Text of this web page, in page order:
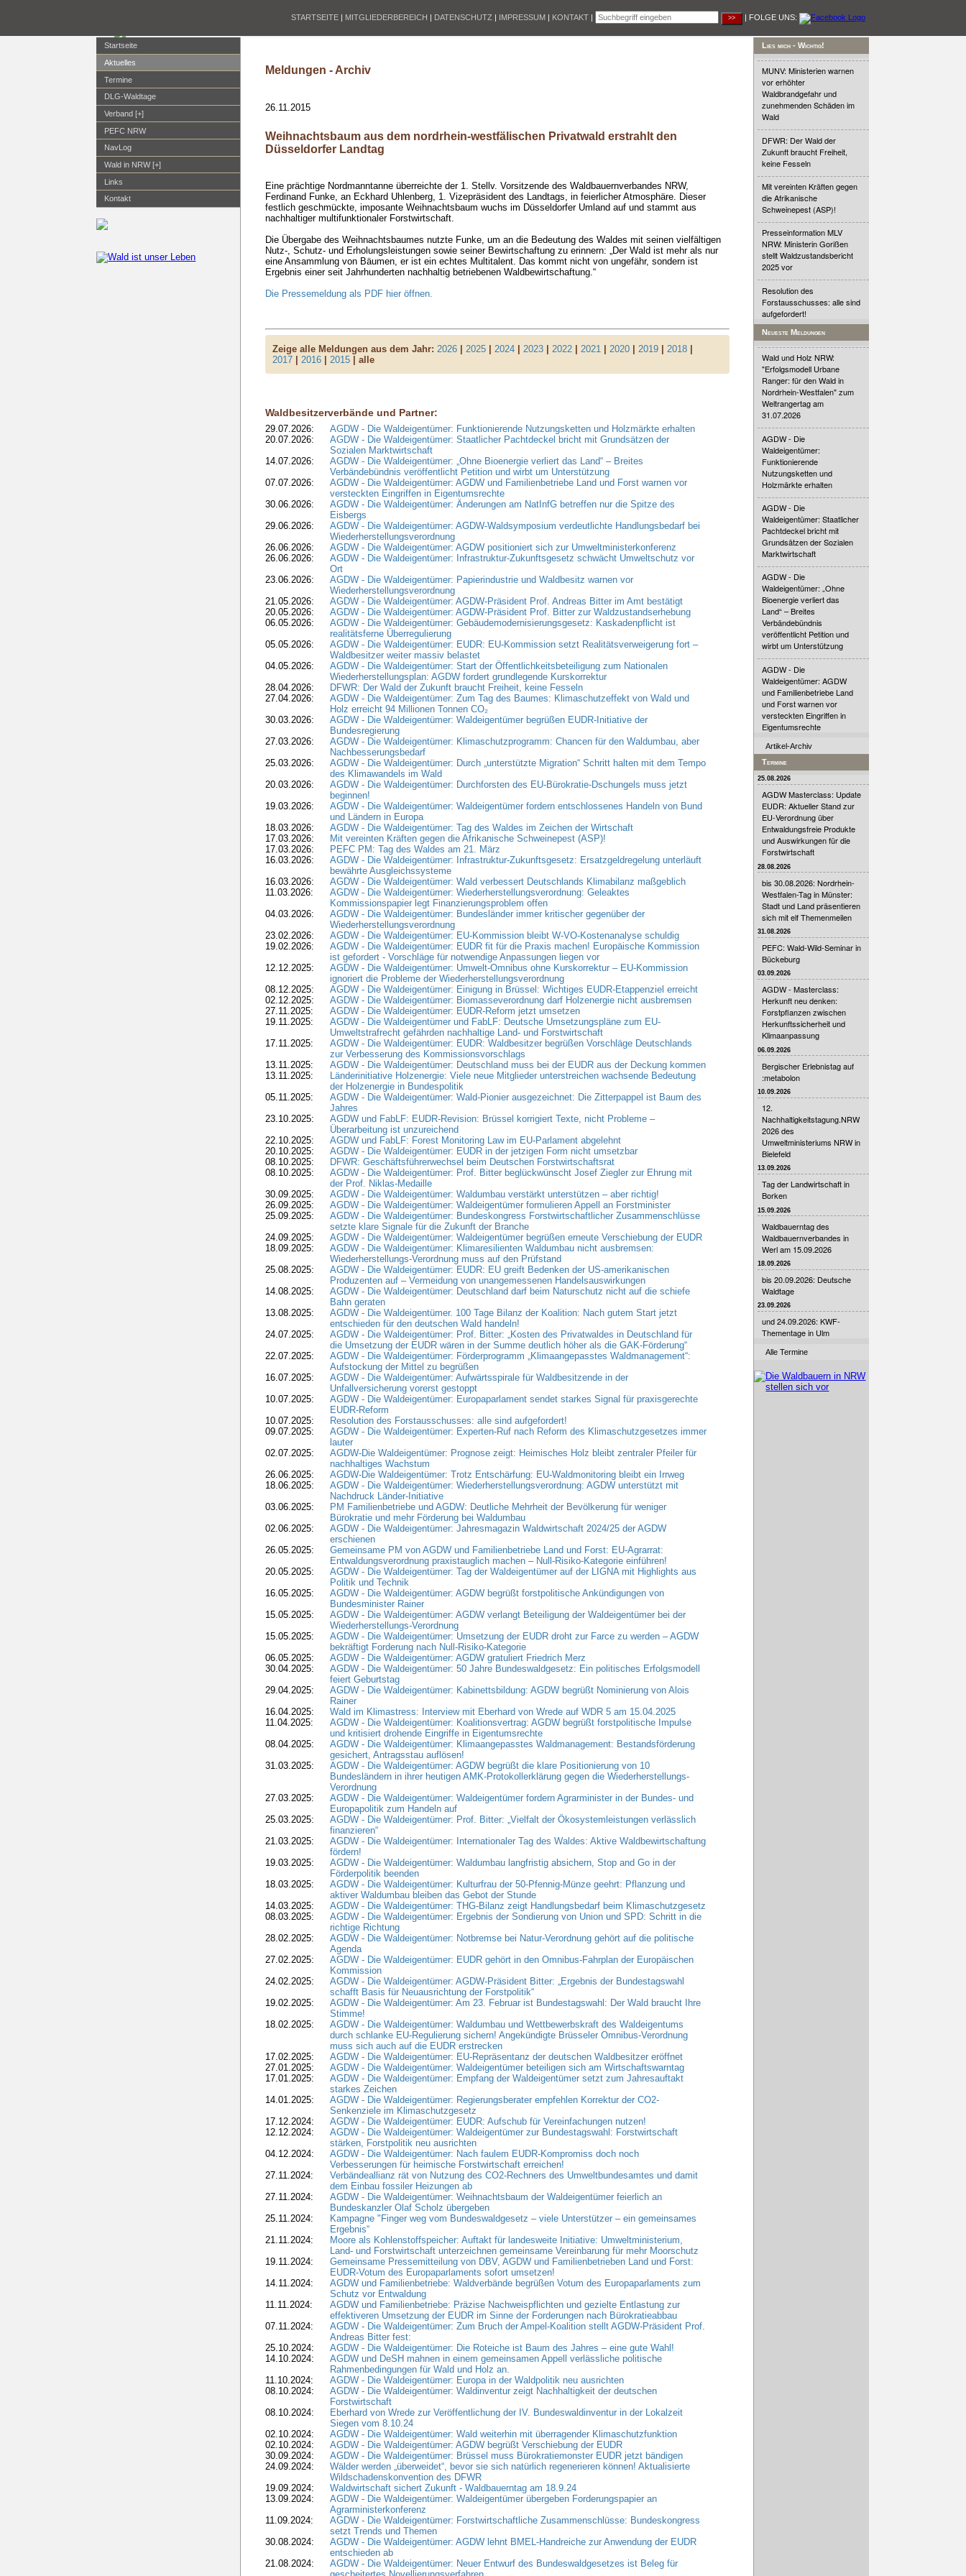
STARTSEITE | MITGLIEDERBEREICH | DATENSCHUTZ | IMPRESSUM | KONTAKT | | FOLGE UNS:
Startseite
Aktuelles
Termine
DLG-Waldtage
Verband [+]
PEFC NRW
NavLog
Wald in NRW [+]
Links
Kontakt
Meldungen - Archiv
26.11.2015
Weihnachtsbaum aus dem nordrhein-westfälischen Privatwald erstrahlt den
Düsseldorfer Landtag
Eine prächtige Nordmanntanne überreichte der 1. Stellv. Vorsitzende des Waldbauernverbandes NRW,
Ferdinand Funke, an Eckhard Uhlenberg, 1. Vizepräsident des Landtags, in feierlicher Atmosphäre. Dieser
festlich geschmückte, imposante Weihnachtsbaum wuchs im Düsseldorfer Umland auf und stammt aus
nachhaltiger multifunktionaler Forstwirtschaft.
Die Übergabe des Weihnachtsbaumes nutzte Funke, um an die Bedeutung des Waldes mit seinen vielfältigen
Nutz-, Schutz- und Erholungsleistungen sowie seiner Bewirtschaftung zu erinnern: „Der Wald ist mehr als nur
eine Ansammlung von Bäumen, er ist ein echtes Multitalent. Das kommt nicht von ungefähr, sondern ist
Ergebnis einer seit Jahrhunderten nachhaltig betriebenen Waldbewirtschaftung.“
Die Pressemeldung als PDF hier öffnen.
Zeige alle Meldungen aus dem Jahr: 2026| 2025| 2024| 2023| 2022| 2021| 2020| 2019| 2018|
2017| 2016| 2015| alle
Waldbesitzerverbände und Partner:
29.07.2026:
AGDW - Die Waldeigentümer: Funktionierende Nutzungsketten und Holzmärkte erhalten
20.07.2026:
AGDW - Die Waldeigentümer: Staatlicher Pachtdeckel bricht mit Grundsätzen der
Sozialen Marktwirtschaft
14.07.2026:
AGDW - Die Waldeigentümer: „Ohne Bioenergie verliert das Land“ – Breites
Verbändebündnis veröffentlicht Petition und wirbt um Unterstützung
07.07.2026:
AGDW - Die Waldeigentümer: AGDW und Familienbetriebe Land und Forst warnen vor
versteckten Eingriffen in Eigentumsrechte
30.06.2026:
AGDW - Die Waldeigentümer: Änderungen am NatInfG betreffen nur die Spitze des
Eisbergs
29.06.2026:
AGDW - Die Waldeigentümer: AGDW-Waldsymposium verdeutlichte Handlungsbedarf bei
Wiederherstellungsverordnung
26.06.2026:
AGDW - Die Waldeigentümer: AGDW positioniert sich zur Umweltministerkonferenz
26.06.2026:
AGDW - Die Waldeigentümer: Infrastruktur-Zukunftsgesetz schwächt Umweltschutz vor
Ort
23.06.2026:
AGDW - Die Waldeigentümer: Papierindustrie und Waldbesitz warnen vor
Wiederherstellungsverordnung
21.05.2026:
AGDW - Die Waldeigentümer: AGDW-Präsident Prof. Andreas Bitter im Amt bestätigt
20.05.2026:
AGDW - Die Waldeigentümer: AGDW-Präsident Prof. Bitter zur Waldzustandserhebung
06.05.2026:
AGDW - Die Waldeigentümer: Gebäudemodernisierungsgesetz: Kaskadenpflicht ist
realitätsferne Überregulierung
05.05.2026:
AGDW - Die Waldeigentümer: EUDR: EU-Kommission setzt Realitätsverweigerung fort –
Waldbesitzer weiter massiv belastet
04.05.2026:
AGDW - Die Waldeigentümer: Start der Öffentlichkeitsbeteiligung zum Nationalen
Wiederherstellungsplan: AGDW fordert grundlegende Kurskorrektur
28.04.2026:
DFWR: Der Wald der Zukunft braucht Freiheit, keine Fesseln
27.04.2026:
AGDW - Die Waldeigentümer: Zum Tag des Baumes: Klimaschutzeffekt von Wald und
Holz erreicht 94 Millionen Tonnen CO₂
30.03.2026:
AGDW - Die Waldeigentümer: Waldeigentümer begrüßen EUDR-Initiative der
Bundesregierung
27.03.2026:
AGDW - Die Waldeigentümer: Klimaschutzprogramm: Chancen für den Waldumbau, aber
Nachbesserungsbedarf
25.03.2026:
AGDW - Die Waldeigentümer: Durch „unterstützte Migration“ Schritt halten mit dem Tempo
des Klimawandels im Wald
20.03.2026:
AGDW - Die Waldeigentümer: Durchforsten des EU-Bürokratie-Dschungels muss jetzt
beginnen!
19.03.2026:
AGDW - Die Waldeigentümer: Waldeigentümer fordern entschlossenes Handeln von Bund
und Ländern in Europa
18.03.2026:
AGDW - Die Waldeigentümer: Tag des Waldes im Zeichen der Wirtschaft
17.03.2026:
Mit vereinten Kräften gegen die Afrikanische Schweinepest (ASP)!
17.03.2026:
PEFC PM: Tag des Waldes am 21. März
16.03.2026:
AGDW - Die Waldeigentümer: Infrastruktur-Zukunftsgesetz: Ersatzgeldregelung unterläuft
bewährte Ausgleichssysteme
16.03.2026:
AGDW - Die Waldeigentümer: Wald verbessert Deutschlands Klimabilanz maßgeblich
11.03.2026:
AGDW - Die Waldeigentümer: Wiederherstellungsverordnung: Geleaktes
Kommissionspapier legt Finanzierungsproblem offen
04.03.2026:
AGDW - Die Waldeigentümer: Bundesländer immer kritischer gegenüber der
Wiederherstellungsverordnung
23.02.2026:
AGDW - Die Waldeigentümer: EU-Kommission bleibt W-VO-Kostenanalyse schuldig
19.02.2026:
AGDW - Die Waldeigentümer: EUDR fit für die Praxis machen! Europäische Kommission
ist gefordert - Vorschläge für notwendige Anpassungen liegen vor
12.12.2025:
AGDW - Die Waldeigentümer: Umwelt-Omnibus ohne Kurskorrektur – EU-Kommission
ignoriert die Probleme der Wiederherstellungsverordnung
08.12.2025:
AGDW - Die Waldeigentümer: Einigung in Brüssel: Wichtiges EUDR-Etappenziel erreicht
02.12.2025:
AGDW - Die Waldeigentümer: Biomasseverordnung darf Holzenergie nicht ausbremsen
27.11.2025:
AGDW - Die Waldeigentümer: EUDR-Reform jetzt umsetzen
19.11.2025:
AGDW - Die Waldeigentümer und FabLF: Deutsche Umsetzungspläne zum EU-
Umweltstrafrecht gefährden nachhaltige Land- und Forstwirtschaft
17.11.2025:
AGDW - Die Waldeigentümer: EUDR: Waldbesitzer begrüßen Vorschläge Deutschlands
zur Verbesserung des Kommissionsvorschlags
13.11.2025:
AGDW - Die Waldeigentümer: Deutschland muss bei der EUDR aus der Deckung kommen
13.11.2025:
Länderinitiative Holzenergie: Viele neue Mitglieder unterstreichen wachsende Bedeutung
der Holzenergie in Bundespolitik
05.11.2025:
AGDW - Die Waldeigentümer: Wald-Pionier ausgezeichnet: Die Zitterpappel ist Baum des
Jahres
23.10.2025:
AGDW und FabLF: EUDR-Revision: Brüssel korrigiert Texte, nicht Probleme –
Überarbeitung ist unzureichend
22.10.2025:
AGDW und FabLF: Forest Monitoring Law im EU-Parlament abgelehnt
20.10.2025:
AGDW - Die Waldeigentümer: EUDR in der jetzigen Form nicht umsetzbar
08.10.2025:
DFWR: Geschäftsführerwechsel beim Deutschen Forstwirtschaftsrat
08.10.2025:
AGDW - Die Waldeigentümer: Prof. Bitter beglückwünscht Josef Ziegler zur Ehrung mit
der Prof. Niklas-Medaille
30.09.2025:
AGDW - Die Waldeigentümer: Waldumbau verstärkt unterstützen – aber richtig!
26.09.2025:
AGDW - Die Waldeigentümer: Waldeigentümer formulieren Appell an Forstminister
25.09.2025:
AGDW - Die Waldeigentümer: Bundeskongress Forstwirtschaftlicher Zusammenschlüsse
setzte klare Signale für die Zukunft der Branche
24.09.2025:
AGDW - Die Waldeigentümer: Waldeigentümer begrüßen erneute Verschiebung der EUDR
18.09.2025:
AGDW - Die Waldeigentümer: Klimaresilienten Waldumbau nicht ausbremsen:
Wiederherstellungs-Verordnung muss auf den Prüfstand
25.08.2025:
AGDW - Die Waldeigentümer: EUDR: EU greift Bedenken der US-amerikanischen
Produzenten auf – Vermeidung von unangemessenen Handelsauswirkungen
14.08.2025:
AGDW - Die Waldeigentümer: Deutschland darf beim Naturschutz nicht auf die schiefe
Bahn geraten
13.08.2025:
AGDW - Die Waldeigentümer. 100 Tage Bilanz der Koalition: Nach gutem Start jetzt
entschieden für den deutschen Wald handeln!
24.07.2025:
AGDW - Die Waldeigentümer: Prof. Bitter: „Kosten des Privatwaldes in Deutschland für
die Umsetzung der EUDR wären in der Summe deutlich höher als die GAK-Förderung“
22.07.2025:
AGDW - Die Waldeigentümer: Förderprogramm „Klimaangepasstes Waldmanagement“:
Aufstockung der Mittel zu begrüßen
16.07.2025:
AGDW - Die Waldeigentümer: Aufwärtsspirale für Waldbesitzende in der
Unfallversicherung vorerst gestoppt
10.07.2025:
AGDW - Die Waldeigentümer: Europaparlament sendet starkes Signal für praxisgerechte
EUDR-Reform
10.07.2025:
Resolution des Forstausschusses: alle sind aufgefordert!
09.07.2025:
AGDW - Die Waldeigentümer: Experten-Ruf nach Reform des Klimaschutzgesetzes immer
lauter
02.07.2025:
AGDW-Die Waldeigentümer: Prognose zeigt: Heimisches Holz bleibt zentraler Pfeiler für
nachhaltiges Wachstum
26.06.2025:
AGDW-Die Waldeigentümer: Trotz Entschärfung: EU-Waldmonitoring bleibt ein Irrweg
18.06.2025:
AGDW - Die Waldeigentümer: Wiederherstellungsverordnung: AGDW unterstützt mit
Nachdruck Länder-Initiative
03.06.2025:
PM Familienbetriebe und AGDW: Deutliche Mehrheit der Bevölkerung für weniger
Bürokratie und mehr Förderung bei Waldumbau
02.06.2025:
AGDW - Die Waldeigentümer: Jahresmagazin Waldwirtschaft 2024/25 der AGDW
erschienen
26.05.2025:
Gemeinsame PM von AGDW und Familienbetriebe Land und Forst: EU-Agrarrat:
Entwaldungsverordnung praxistauglich machen – Null-Risiko-Kategorie einführen!
20.05.2025:
AGDW - Die Waldeigentümer: Tag der Waldeigentümer auf der LIGNA mit Highlights aus
Politik und Technik
16.05.2025:
AGDW - Die Waldeigentümer: AGDW begrüßt forstpolitische Ankündigungen von
Bundesminister Rainer
15.05.2025:
AGDW - Die Waldeigentümer: AGDW verlangt Beteiligung der Waldeigentümer bei der
Wiederherstellungs-Verordnung
15.05.2025:
AGDW - Die Waldeigentümer: Umsetzung der EUDR droht zur Farce zu werden – AGDW
bekräftigt Forderung nach Null-Risiko-Kategorie
06.05.2025:
AGDW - Die Waldeigentümer: AGDW gratuliert Friedrich Merz
30.04.2025:
AGDW - Die Waldeigentümer: 50 Jahre Bundeswaldgesetz: Ein politisches Erfolgsmodell
feiert Geburtstag
29.04.2025:
AGDW - Die Waldeigentümer: Kabinettsbildung: AGDW begrüßt Nominierung von Alois
Rainer
16.04.2025:
Wald im Klimastress: Interview mit Eberhard von Wrede auf WDR 5 am 15.04.2025
11.04.2025:
AGDW - Die Waldeigentümer: Koalitionsvertrag: AGDW begrüßt forstpolitische Impulse
und kritisiert drohende Eingriffe in Eigentumsrechte
08.04.2025:
AGDW - Die Waldeigentümer: Klimaangepasstes Waldmanagement: Bestandsförderung
gesichert, Antragsstau auflösen!
31.03.2025:
AGDW - Die Waldeigentümer: AGDW begrüßt die klare Positionierung von 10
Bundesländern in ihrer heutigen AMK-Protokollerklärung gegen die Wiederherstellungs-
Verordnung
27.03.2025:
AGDW - Die Waldeigentümer: Waldeigentümer fordern Agrarminister in der Bundes- und
Europapolitik zum Handeln auf
25.03.2025:
AGDW - Die Waldeigentümer: Prof. Bitter: „Vielfalt der Ökosystemleistungen verlässlich
finanzieren“
21.03.2025:
AGDW - Die Waldeigentümer: Internationaler Tag des Waldes: Aktive Waldbewirtschaftung
fördern!
19.03.2025:
AGDW - Die Waldeigentümer: Waldumbau langfristig absichern, Stop and Go in der
Förderpolitik beenden
18.03.2025:
AGDW - Die Waldeigentümer: Kulturfrau der 50-Pfennig-Münze geehrt: Pflanzung und
aktiver Waldumbau bleiben das Gebot der Stunde
14.03.2025:
AGDW - Die Waldeigentümer: THG-Bilanz zeigt Handlungsbedarf beim Klimaschutzgesetz
08.03.2025:
AGDW - Die Waldeigentümer: Ergebnis der Sondierung von Union und SPD: Schritt in die
richtige Richtung
28.02.2025:
AGDW - Die Waldeigentümer: Notbremse bei Natur-Verordnung gehört auf die politische
Agenda
27.02.2025:
AGDW - Die Waldeigentümer: EUDR gehört in den Omnibus-Fahrplan der Europäischen
Kommission
24.02.2025:
AGDW - Die Waldeigentümer: AGDW-Präsident Bitter: „Ergebnis der Bundestagswahl
schafft Basis für Neuausrichtung der Forstpolitik“
19.02.2025:
AGDW - Die Waldeigentümer: Am 23. Februar ist Bundestagswahl: Der Wald braucht Ihre
Stimme!
18.02.2025:
AGDW - Die Waldeigentümer: Waldumbau und Wettbewerbskraft des Waldeigentums
durch schlanke EU-Regulierung sichern! Angekündigte Brüsseler Omnibus-Verordnung
muss sich auch auf die EUDR erstrecken
17.02.2025:
AGDW - Die Waldeigentümer: EU-Repräsentanz der deutschen Waldbesitzer eröffnet
27.01.2025:
AGDW - Die Waldeigentümer: Waldeigentümer beteiligen sich am Wirtschaftswarntag
17.01.2025:
AGDW - Die Waldeigentümer: Empfang der Waldeigentümer setzt zum Jahresauftakt
starkes Zeichen
14.01.2025:
AGDW - Die Waldeigentümer: Regierungsberater empfehlen Korrektur der CO2-
Senkenziele im Klimaschutzgesetz
17.12.2024:
AGDW - Die Waldeigentümer: EUDR: Aufschub für Vereinfachungen nutzen!
12.12.2024:
AGDW - Die Waldeigentümer: Waldeigentümer zur Bundestagswahl: Forstwirtschaft
stärken, Forstpolitik neu ausrichten
04.12.2024:
AGDW - Die Waldeigentümer: Nach faulem EUDR-Kompromiss doch noch
Verbesserungen für heimische Forstwirtschaft erreichen!
27.11.2024:
Verbändeallianz rät von Nutzung des CO2-Rechners des Umweltbundesamtes und damit
dem Einbau fossiler Heizungen ab
27.11.2024:
AGDW - Die Waldeigentümer: Weihnachtsbaum der Waldeigentümer feierlich an
Bundeskanzler Olaf Scholz übergeben
25.11.2024:
Kampagne "Finger weg vom Bundeswaldgesetz – viele Unterstützer – ein gemeinsames
Ergebnis“
21.11.2024:
Moore als Kohlenstoffspeicher: Auftakt für landesweite Initiative: Umweltministerium,
Land- und Forstwirtschaft unterzeichnen gemeinsame Vereinbarung für mehr Moorschutz
19.11.2024:
Gemeinsame Pressemitteilung von DBV, AGDW und Familienbetrieben Land und Forst:
EUDR-Votum des Europaparlaments sofort umsetzen!
14.11.2024:
AGDW und Familienbetriebe: Waldverbände begrüßen Votum des Europaparlaments zum
Schutz vor Entwaldung
11.11.2024:
AGDW und Familienbetriebe: Präzise Nachweispflichten und gezielte Entlastung zur
effektiveren Umsetzung der EUDR im Sinne der Forderungen nach Bürokratieabbau
07.11.2024:
AGDW - Die Waldeigentümer: Zum Bruch der Ampel-Koalition stellt AGDW-Präsident Prof.
Andreas Bitter fest:
25.10.2024:
AGDW - Die Waldeigentümer: Die Roteiche ist Baum des Jahres – eine gute Wahl!
14.10.2024:
AGDW und DeSH mahnen in einem gemeinsamen Appell verlässliche politische
Rahmenbedingungen für Wald und Holz an.
11.10.2024:
AGDW - Die Waldeigentümer: Europa in der Waldpolitik neu ausrichten
08.10.2024:
AGDW - Die Waldeigentümer: Waldinventur zeigt Nachhaltigkeit der deutschen
Forstwirtschaft
08.10.2024:
Eberhard von Wrede zur Veröffentlichung der IV. Bundeswaldinventur in der Lokalzeit
Siegen vom 8.10.24
02.10.2024:
AGDW - Die Waldeigentümer: Wald weiterhin mit überragender Klimaschutzfunktion
02.10.2024:
AGDW - Die Waldeigentümer: AGDW begrüßt Verschiebung der EUDR
30.09.2024:
AGDW - Die Waldeigentümer: Brüssel muss Bürokratiemonster EUDR jetzt bändigen
24.09.2024:
Wälder werden „überweidet“, bevor sie sich natürlich regenerieren können! Aktualisierte
Wildschadenskonvention des DFWR
19.09.2024:
Waldwirtschaft sichert Zukunft - Waldbauerntag am 18.9.24
13.09.2024:
AGDW - Die Waldeigentümer: Waldeigentümer übergeben Forderungspapier an
Agrarministerkonferenz
11.09.2024:
AGDW - Die Waldeigentümer: Forstwirtschaftliche Zusammenschlüsse: Bundeskongress
setzt Trends und Themen
30.08.2024:
AGDW - Die Waldeigentümer: AGDW lehnt BMEL-Handreiche zur Anwendung der EUDR
entschieden ab
21.08.2024:
AGDW - Die Waldeigentümer: Neuer Entwurf des Bundeswaldgesetzes ist Beleg für
Lies mich - Wichtig!
MUNV: Ministerien warnen
vor erhöhter
Waldbrandgefahr und
zunehmenden Schäden im
Wald
DFWR: Der Wald der
Zukunft braucht Freiheit,
keine Fesseln
Mit vereinten Kräften gegen
die Afrikanische
Schweinepest (ASP)!
Presseinformation MLV
NRW: Ministerin Gorißen
stellt Waldzustandsbericht
2025 vor
Resolution des
Forstausschusses: alle sind
aufgefordert!
Neueste Meldungen
Wald und Holz NRW:
"Erfolgsmodell Urbane
Ranger: für den Wald in
Nordrhein-Westfalen" zum
Weltrangertag am
31.07.2026
AGDW - Die
Waldeigentümer:
Funktionierende
Nutzungsketten und
Holzmärkte erhalten
AGDW - Die
Waldeigentümer: Staatlicher
Pachtdeckel bricht mit
Grundsätzen der Sozialen
Marktwirtschaft
AGDW - Die
Waldeigentümer: „Ohne
Bioenergie verliert das
Land“ – Breites
Verbändebündnis
veröffentlicht Petition und
wirbt um Unterstützung
AGDW - Die
Waldeigentümer: AGDW
und Familienbetriebe Land
und Forst warnen vor
versteckten Eingriffen in
Eigentumsrechte
Artikel-Archiv
Termine
25.08.2026
AGDW Masterclass: Update
EUDR: Aktueller Stand zur
EU-Verordnung über
Entwaldungsfreie Produkte
und Auswirkungen für die
Forstwirtschaft
28.08.2026
bis 30.08.2026: Nordrhein-
Westfalen-Tag in Münster:
Stadt und Land präsentieren
sich mit elf Themenmeilen
31.08.2026
PEFC: Wald-Wild-Seminar in
Bückeburg
03.09.2026
AGDW - Masterclass:
Herkunft neu denken:
Forstpflanzen zwischen
Herkunftssicherheit und
Klimaanpassung
06.09.2026
Bergischer Erlebnistag auf
:metabolon
10.09.2026
12.
Nachhaltigkeitstagung.NRW
2026 des
Umweltministeriums NRW in
Bielefeld
13.09.2026
Tag der Landwirtschaft in
Borken
15.09.2026
Waldbauerntag des
Waldbauernverbandes in
Werl am 15.09.2026
18.09.2026
bis 20.09.2026: Deutsche
Waldtage
23.09.2026
und 24.09.2026: KWF-
Thementage in Ulm
Alle Termine